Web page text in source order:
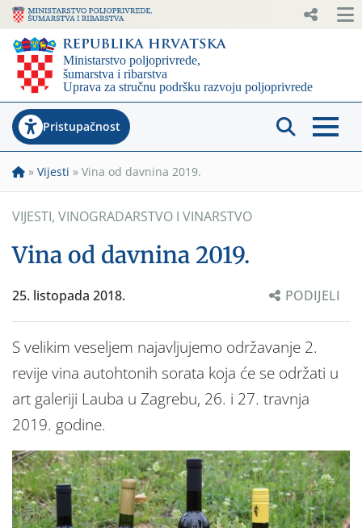
Pristupačnost
» Vijesti » Vina od davnina 2019.
VIJESTI, VINOGRADARSTVO I VINARSTVO
Vina od davnina 2019.
25. listopada 2018. PODIJELI
S velikim veseljem najavljujemo održavanje 2.
revije vina autohtonih sorata koja će se održati u
art galeriji Lauba u Zagrebu, 26. i 27. travnja
2019. godine.